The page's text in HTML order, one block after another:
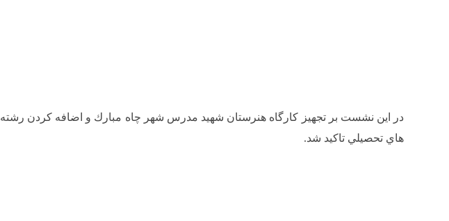
در اين نشست بر تجهيز كارگاه هنرستان شهيد مدرس شهر چاه مبارك و اضافه كردن رشته
هاي تحصيلي تاكيد شد.